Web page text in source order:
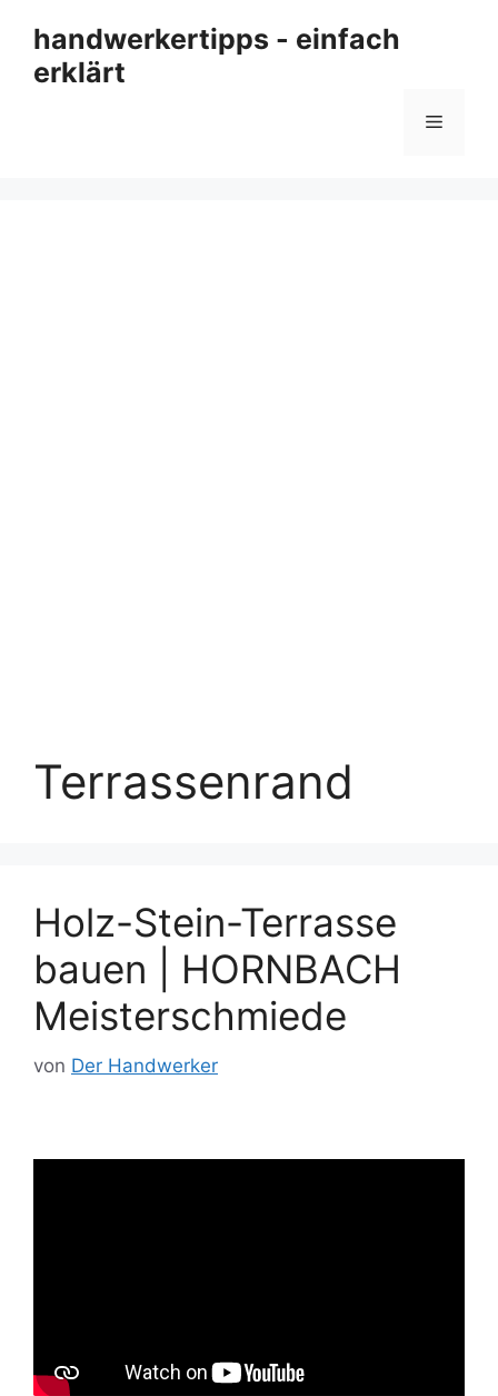
Inhalt
springen
handwerkertipps - einfach
erklärt
Menü
Terrassenrand
Holz-Stein-Terrasse
bauen | HORNBACH
Meisterschmiede
von Der Handwerker